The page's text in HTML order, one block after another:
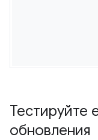
Тестируйте
обновления